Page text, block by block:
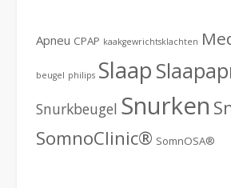
Apneu CPAP kaakgewrichtsklachten
beugel philips Slaap
Snurkbeugel Snurken
SomnoClinic® SomnOSA®